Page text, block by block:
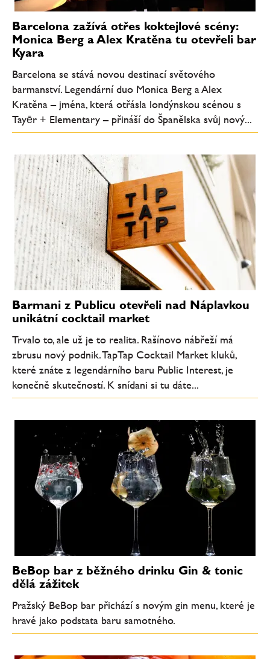
Barcelona zažívá otřes koktejlové scény:
Monica Berg a Alex Kratěna tu otevřeli bar
Kyara
Barcelona se stává novou destinací světového
barmanství. Legendární duo Monica Berg a Alex
Kratěna – jména, která otřásla londýnskou scénou s
Tayēr + Elementary – přináší do Španělska svůj nový...
Barmani z Publicu otevřeli nad Náplavkou
unikátní cocktail market
Trvalo to, ale už je to realita. Rašínovo nábřeží má
zbrusu nový podnik. TapTap Cocktail Market kluků,
které znáte z legendárního baru Public Interest, je
konečně skutečností. K snídani si tu dáte...
BeBop bar z běžného drinku Gin & tonic
dělá zážitek
Pražský BeBop bar přichází s novým gin menu, které je
hravé jako podstata baru samotného.